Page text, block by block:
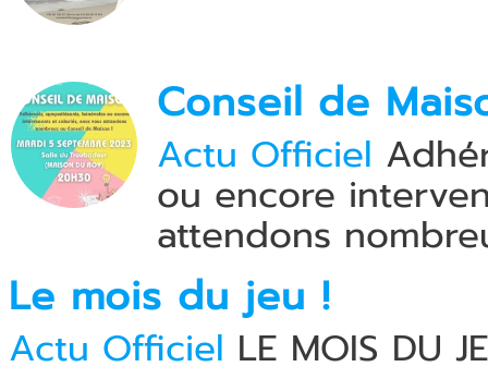
Conseil de
Actu Officiel
ou encore
attendons
Le mois du jeu !
Actu Officiel LE MOIS DU